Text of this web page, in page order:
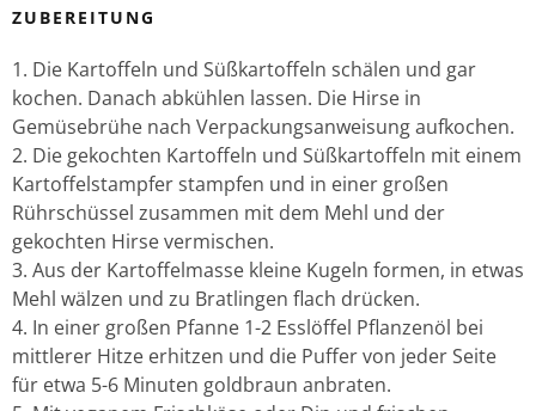
ZUBEREITUNG
Die Kartoffeln und Süßkartoffeln schälen und gar
kochen. Danach abkühlen lassen. Die Hirse in
Gemüsebrühe nach Verpackungsanweisung aufkochen.
Die gekochten Kartoffeln und Süßkartoffeln mit einem
Kartoffelstampfer stampfen und in einer großen
Rührschüssel zusammen mit dem Mehl und der
gekochten Hirse vermischen.
Aus der Kartoffelmasse kleine Kugeln formen, in etwas
Mehl wälzen und zu Bratlingen flach drücken.
In einer großen Pfanne 1-2 Esslöffel Pflanzenöl bei
mittlerer Hitze erhitzen und die Puffer von jeder Seite
für etwa 5-6 Minuten goldbraun anbraten.